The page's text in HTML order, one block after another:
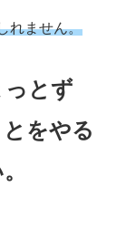
れません。
っとず
をやる